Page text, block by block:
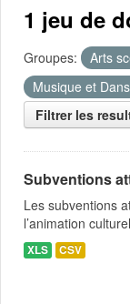
1 jeu de
Groupes: Arts
Musique et
Filtrer les
Subventions
Les subventions
l’animation
XLS CSV